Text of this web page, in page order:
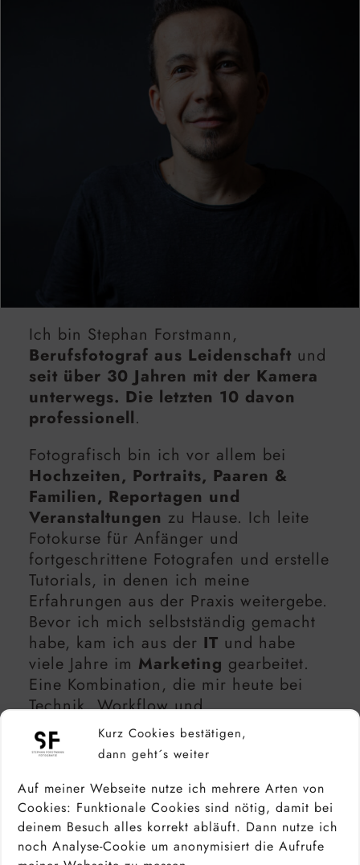
Kurz Cookies bestätigen,
dann geht´s weiter
Auf meiner Webseite nutze ich mehrere Arten von
Cookies: Funktionale Cookies sind nötig, damit bei
deinem Besuch alles korrekt abläuft. Dann nutze ich
noch Analyse-Cookie um anonymisiert die Aufrufe
Ich bin Stephan Forstmann,
Berufsfotograf aus Leidenschaft und
seit über 30 Jahren mit der Kamera
unterwegs. Die letzten 10 davon
professionell.
Fotografisch bin ich vor allem bei
Hochzeiten, Portraits, Paaren &
Familien, Reportagen und
Veranstaltungen zu Hause. Ich leite
Fotokurse für Anfänger und
fortgeschrittene Fotografen und erstelle
Tutorials, in denen ich meine
Erfahrungen aus der Praxis weitergebe.
Bevor ich mich selbstständig gemacht
habe, kam ich aus der IT und habe
viele Jahre im Marketing gearbeitet.
Eine Kombination, die mir heute bei
Technik, Workflow und
Kundenkommunikation enorm hilft.
In diesen Beitrag habe ich viel
Rechercheaufwand, Zeit und Herzblut
investiert und ich gebe gerne mein
Fachwissen an andere
Fotografiebegeisterte weiter. Das macht